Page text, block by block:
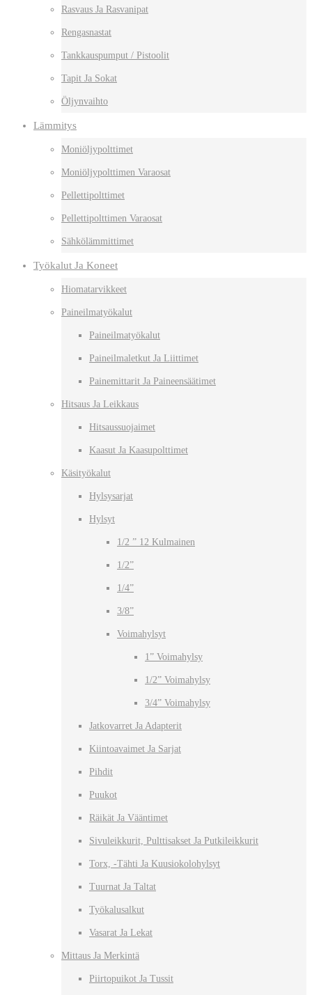
Rasvaus Ja Rasvanipat
Rengasnastat
Tankkauspumput / Pistoolit
Tapit Ja Sokat
Öljynvaihto
Lämmitys
Moniöljypolttimet
Moniöljypolttimen Varaosat
Pellettipolttimet
Pellettipolttimen Varaosat
Sähkölämmittimet
Työkalut Ja Koneet
Hiomatarvikkeet
Paineilmatyökalut
Paineilmatyökalut
Paineilmaletkut Ja Liittimet
Painemittarit Ja Paineensäätimet
Hitsaus Ja Leikkaus
Hitsaussuojaimet
Kaasut Ja Kaasupolttimet
Käsityökalut
Hylsysarjat
Hylsyt
1/2 ” 12 Kulmainen
1/2”
1/4”
3/8”
Voimahylsyt
1” Voimahylsy
1/2” Voimahylsy
3/4” Voimahylsy
Jatkovarret Ja Adapterit
Kiintoavaimet Ja Sarjat
Pihdit
Puukot
Räikät Ja Vääntimet
Sivuleikkurit, Pulttisakset Ja Putkileikkurit
Torx, -tähti Ja Kuusiokolohylsyt
Tuurnat Ja Taltat
Työkalusalkut
Vasarat Ja Lekat
Mittaus Ja Merkintä
Piirtopuikot Ja Tussit